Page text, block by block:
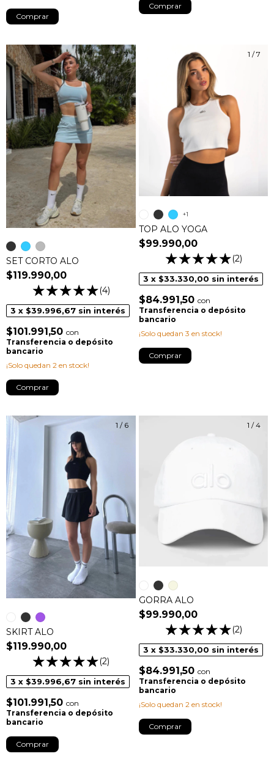
Comprar
Comprar
1/7
SET CORTO ALO
$119.990,00
(4)
3 x $39.996,67 sin interés
$101.991,50 con
Transferencia o depósito
bancario
¡Solo quedan 2 en stock!
Comprar
1 /7
TOP ALO YOGA
$99.990,00
(2)
3 x $33.330,00 sin interés
$84.991,50 con
Transferencia o depósito
bancario
¡Solo quedan 3 en stock!
+1
Comprar
1 / 6
SKIRT ALO
$119.990,00
(2)
3 x $39.996,67 sin interés
$101.991,50 con
Transferencia o depósito
bancario
Comprar
1 /4
GORRA ALO
$99.990,00
(2)
3 x $33.330,00 sin interés
$84.991,50 con
Transferencia o depósito
bancario
¡Solo quedan 2 en stock!
Comprar